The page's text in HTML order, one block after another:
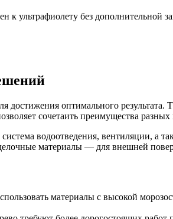
к ультрафиолету без дополнительной
оптимального результата.
сочетаить преимущества
водоотведения, вентиляции, а
материалы — для внешней
материалы с высокой